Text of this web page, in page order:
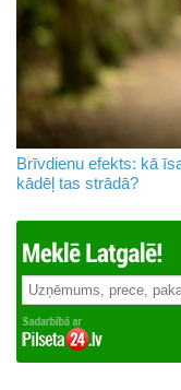
Brīvdienu efekts: kā
kādēļ tas strādā?